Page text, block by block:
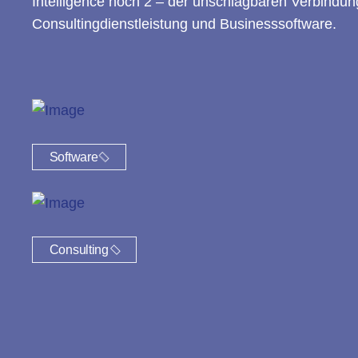
Consultingdienstleistung und Businesssoftware.
Software
Consulting